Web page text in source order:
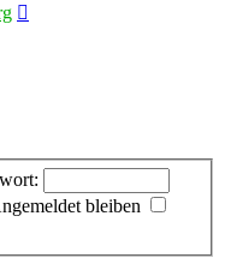
bleiben